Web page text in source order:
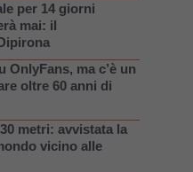
per 14 giorni
mai: il
OnlyFans, ma c’è un
oltre 60 anni di
metri: avvistata la
vicino alle